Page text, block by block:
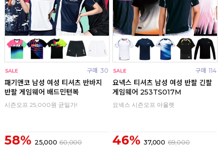
구매 30
패기앤코 남성 여성 티셔츠 반바지
반팔 게임웨어 배드민턴복
시즌오프 25,000원 균일가!
58% 25,000 60,000
구매 114
요넥스 티셔츠 남성 여성 반팔 긴팔
게임웨어 253TS017M
요넥스 시즌오프 아울렛
46% 37,000 69,000